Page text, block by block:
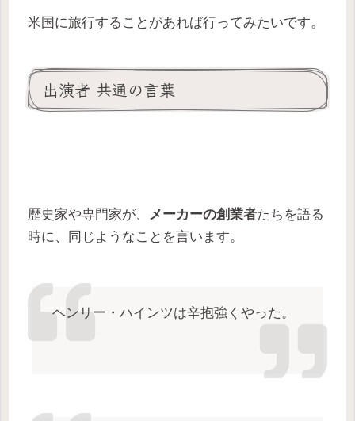
米国に旅行することがあれば行ってみたいです。
出演者 共通の言葉
歴史家や専門家が、 メーカーの創業者たちを語る
時に、同じようなことを言います。
ヘンリー・ハインツは辛抱強くやった。